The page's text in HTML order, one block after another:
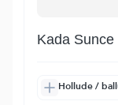
Kada